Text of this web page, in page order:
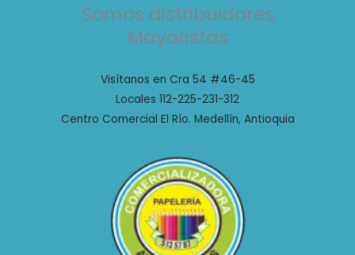
Somos distribuidores
Mayoristas
Visítanos en Cra 54 #46-45
Locales 112-225-231-312
Centro Comercial El Río. Medellín, Antioquia